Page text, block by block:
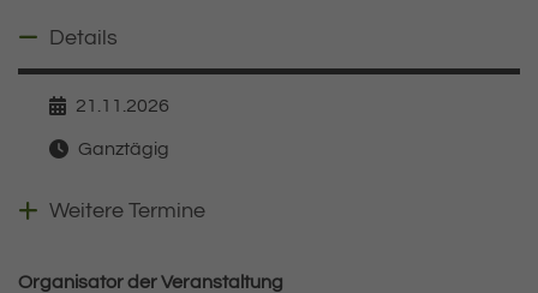
Details ausblenden
Details
Datum
21.11.2026
Zeit
Ganztägig
Weitere Veranstaltungen anzeigen
Weitere Termine
Organisator der Veranstaltung